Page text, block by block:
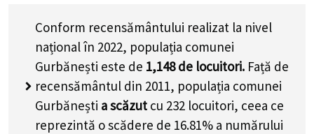
Conform recensământului realizat la nivel
național în 2022, populația comunei
Gurbănești este de 1,148de locuitori. Față de
recensământul din 2011, populația comunei
Gurbănești a scăzut cu 232 locuitori, ceea ce
reprezintă o scădere de 16.81% a numărului